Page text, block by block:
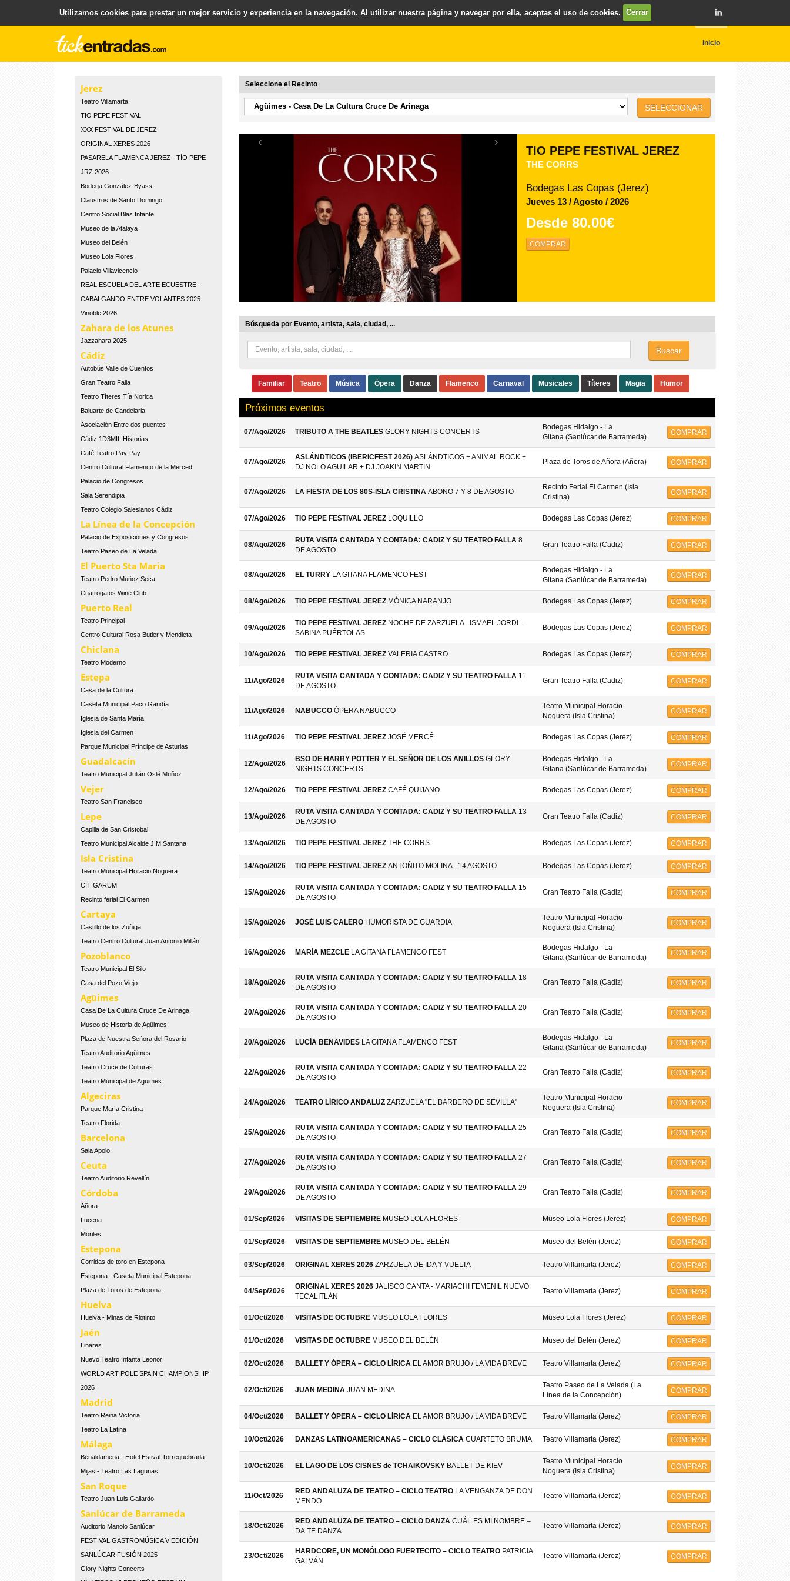
Plataforma para la Venta y Gestion de Entradas .
Inicio
Jerez
Teatro Villamarta
TIO PEPE FESTIVAL
XXX FESTIVAL DE JEREZ
ORIGINAL XERES 2026
PASARELA FLAMENCA JEREZ - TÍO PEPE
JRZ 2026
Bodega González-Byass
Claustros de Santo Domingo
Centro Social Blas Infante
Museo de la Atalaya
Museo del Belén
Museo Lola Flores
Palacio Villavicencio
REAL ESCUELA DEL ARTE ECUESTRE –
CABALGANDO ENTRE VOLANTES 2025
Vinoble 2026
Zahara de los Atunes
Jazzahara 2025
Cádiz
Autobús Valle de Cuentos
Gran Teatro Falla
Teatro Títeres Tía Norica
Baluarte de Candelaria
Asociación Entre dos puentes
Cádiz 1D3MIL Historias
Café Teatro Pay-Pay
Centro Cultural Flamenco de la Merced
Palacio de Congresos
Sala Serendipia
Teatro Colegio Salesianos Cádiz
La Línea de la Concepción
Palacio de Exposiciones y Congresos
Teatro Paseo de La Velada
El Puerto Sta Maria
Teatro Pedro Muñoz Seca
Cuatrogatos Wine Club
Puerto Real
Teatro Principal
Centro Cultural Rosa Butler y Mendieta
Chiclana
Teatro Moderno
Estepa
Casa de la Cultura
Caseta Municipal Paco Gandía
Iglesia de Santa María
Iglesia del Carmen
Parque Municipal Príncipe de Asturias
Guadalcacín
Teatro Municipal Julián Oslé Muñoz
Vejer
Teatro San Francisco
Lepe
Capilla de San Cristobal
Teatro Municipal Alcalde J.M.Santana
Isla Cristina
Teatro Municipal Horacio Noguera
CIT GARUM
Recinto ferial El Carmen
Cartaya
Castillo de los Zuñiga
Teatro Centro Cultural Juan Antonio Millán
Pozoblanco
Teatro Municipal El Silo
Casa del Pozo Viejo
Agüimes
Casa De La Cultura Cruce De Arinaga
Museo de Historia de Agüimes
Plaza de Nuestra Señora del Rosario
Teatro Auditorio Agüimes
Teatro Cruce de Culturas
Teatro Municipal de Agüimes
Algeciras
Parque María Cristina
Teatro Florida
Barcelona
Sala Apolo
Ceuta
Teatro Auditorio Revellín
Córdoba
Añora
Lucena
Moriles
Estepona
Corridas de toro en Estepona
Estepona - Caseta Municipal Estepona
Plaza de Toros de Estepona
Huelva
Huelva - Minas de Riotinto
Jaén
Linares
Nuevo Teatro Infanta Leonor
WORLD ART POLE SPAIN CHAMPIONSHIP
2026
Madrid
Teatro Reina Victoria
Teatro La Latina
Málaga
Benaldamena - Hotel Estival Torrequebrada
Mijas - Teatro Las Lagunas
San Roque
Teatro Juan Luis Galiardo
Sanlúcar de Barrameda
Auditorio Manolo Sanlúcar
FESTIVAL GASTROMÚSICA V EDICIÓN
SANLÚCAR FUSIÓN 2025
Glory Nights Concerts
Seleccione el Recinto
SELECCIONAR
‹ ›
TIO PEPE FESTIVAL JEREZ
ANTOÑITO MOLINA - 14 AGOSTO
Bodegas Las Copas (Jerez)
Viernes 14 / Agosto / 2026
Desde 58.00€
COMPRAR
Búsqueda por Evento, artista, sala, ciudad, ...
Buscar
Familiar Teatro Música Ópera Danza Flamenco Carnaval Musicales Títeres Magia Humor
Próximos eventos
07/Ago/2026 TRIBUTO A THE BEATLES GLORY NIGHTS CONCERTS
Bodegas Hidalgo - La
Gitana (Sanlúcar de Barrameda)
COMPRAR
07/Ago/2026
ASLÁNDTICOS (IBERICFEST 2026) ASLÁNDTICOS + ANIMAL ROCK +
DJ NOLO AGUILAR + DJ JOAKIN MARTIN
Plaza de Toros de Añora (Añora) COMPRAR
07/Ago/2026 LA FIESTA DE LOS 80S-ISLA CRISTINA ABONO 7 Y 8 DE AGOSTO
Recinto Ferial El Carmen (Isla
Cristina)
COMPRAR
07/Ago/2026 TIO PEPE FESTIVAL JEREZ LOQUILLO Bodegas Las Copas (Jerez) COMPRAR
08/Ago/2026
RUTA VISITA CANTADA Y CONTADA: CADIZ Y SU TEATRO FALLA 8
DE AGOSTO
Gran Teatro Falla (Cadiz) COMPRAR
08/Ago/2026 EL TURRY LA GITANA FLAMENCO FEST
Bodegas Hidalgo - La
Gitana (Sanlúcar de Barrameda)
COMPRAR
08/Ago/2026 TIO PEPE FESTIVAL JEREZ MÓNICA NARANJO Bodegas Las Copas (Jerez) COMPRAR
09/Ago/2026
TIO PEPE FESTIVAL JEREZ NOCHE DE ZARZUELA - ISMAEL JORDI -
SABINA PUÉRTOLAS
Bodegas Las Copas (Jerez) COMPRAR
10/Ago/2026 TIO PEPE FESTIVAL JEREZ VALERIA CASTRO Bodegas Las Copas (Jerez) COMPRAR
11/Ago/2026
RUTA VISITA CANTADA Y CONTADA: CADIZ Y SU TEATRO FALLA 11
DE AGOSTO
Gran Teatro Falla (Cadiz) COMPRAR
11/Ago/2026 NABUCCO ÓPERA NABUCCO
Teatro Municipal Horacio
Noguera (Isla Cristina)
COMPRAR
11/Ago/2026 TIO PEPE FESTIVAL JEREZ JOSÉ MERCÉ Bodegas Las Copas (Jerez) COMPRAR
12/Ago/2026
BSO DE HARRY POTTER Y EL SEÑOR DE LOS ANILLOS GLORY
NIGHTS CONCERTS
Bodegas Hidalgo - La
Gitana (Sanlúcar de Barrameda)
COMPRAR
12/Ago/2026 TIO PEPE FESTIVAL JEREZ CAFÉ QUIJANO Bodegas Las Copas (Jerez) COMPRAR
13/Ago/2026
RUTA VISITA CANTADA Y CONTADA: CADIZ Y SU TEATRO FALLA 13
DE AGOSTO
Gran Teatro Falla (Cadiz) COMPRAR
13/Ago/2026 TIO PEPE FESTIVAL JEREZ THE CORRS Bodegas Las Copas (Jerez) COMPRAR
14/Ago/2026 TIO PEPE FESTIVAL JEREZ ANTOÑITO MOLINA - 14 AGOSTO Bodegas Las Copas (Jerez) COMPRAR
15/Ago/2026
RUTA VISITA CANTADA Y CONTADA: CADIZ Y SU TEATRO FALLA 15
DE AGOSTO
Gran Teatro Falla (Cadiz) COMPRAR
15/Ago/2026 JOSÉ LUIS CALERO HUMORISTA DE GUARDIA
Teatro Municipal Horacio
Noguera (Isla Cristina)
COMPRAR
16/Ago/2026 MARÍA MEZCLE LA GITANA FLAMENCO FEST
Bodegas Hidalgo - La
Gitana (Sanlúcar de Barrameda)
COMPRAR
18/Ago/2026
RUTA VISITA CANTADA Y CONTADA: CADIZ Y SU TEATRO FALLA 18
DE AGOSTO
Gran Teatro Falla (Cadiz) COMPRAR
20/Ago/2026
RUTA VISITA CANTADA Y CONTADA: CADIZ Y SU TEATRO FALLA 20
DE AGOSTO
Gran Teatro Falla (Cadiz) COMPRAR
20/Ago/2026 LUCÍA BENAVIDES LA GITANA FLAMENCO FEST
Bodegas Hidalgo - La
Gitana (Sanlúcar de Barrameda)
COMPRAR
22/Ago/2026
RUTA VISITA CANTADA Y CONTADA: CADIZ Y SU TEATRO FALLA 22
DE AGOSTO
Gran Teatro Falla (Cadiz) COMPRAR
24/Ago/2026 TEATRO LÍRICO ANDALUZ ZARZUELA "EL BARBERO DE SEVILLA"
Teatro Municipal Horacio
Noguera (Isla Cristina)
COMPRAR
25/Ago/2026
RUTA VISITA CANTADA Y CONTADA: CADIZ Y SU TEATRO FALLA 25
DE AGOSTO
Gran Teatro Falla (Cadiz) COMPRAR
27/Ago/2026
RUTA VISITA CANTADA Y CONTADA: CADIZ Y SU TEATRO FALLA 27
DE AGOSTO
Gran Teatro Falla (Cadiz) COMPRAR
29/Ago/2026
RUTA VISITA CANTADA Y CONTADA: CADIZ Y SU TEATRO FALLA 29
DE AGOSTO
Gran Teatro Falla (Cadiz) COMPRAR
01/Sep/2026 VISITAS DE SEPTIEMBRE MUSEO LOLA FLORES Museo Lola Flores (Jerez) COMPRAR
01/Sep/2026 VISITAS DE SEPTIEMBRE MUSEO DEL BELÉN Museo del Belén (Jerez) COMPRAR
03/Sep/2026 ORIGINAL XERES 2026 ZARZUELA DE IDA Y VUELTA Teatro Villamarta (Jerez) COMPRAR
04/Sep/2026
ORIGINAL XERES 2026 JALISCO CANTA - MARIACHI FEMENIL NUEVO
TECALITLÁN
Teatro Villamarta (Jerez) COMPRAR
01/Oct/2026 VISITAS DE OCTUBRE MUSEO LOLA FLORES Museo Lola Flores (Jerez) COMPRAR
01/Oct/2026 VISITAS DE OCTUBRE MUSEO DEL BELÉN Museo del Belén (Jerez) COMPRAR
02/Oct/2026 BALLET Y ÓPERA – CICLO LÍRICA EL AMOR BRUJO / LA VIDA BREVE Teatro Villamarta (Jerez) COMPRAR
02/Oct/2026 JUAN MEDINA JUAN MEDINA
Teatro Paseo de La Velada (La
Línea de la Concepción)
COMPRAR
04/Oct/2026 BALLET Y ÓPERA – CICLO LÍRICA EL AMOR BRUJO / LA VIDA BREVE Teatro Villamarta (Jerez) COMPRAR
10/Oct/2026 DANZAS LATINOAMERICANAS – CICLO CLÁSICA CUARTETO BRUMA Teatro Villamarta (Jerez) COMPRAR
10/Oct/2026 EL LAGO DE LOS CISNES de TCHAIKOVSKY BALLET DE KIEV
Teatro Municipal Horacio
Noguera (Isla Cristina)
COMPRAR
11/Oct/2026
RED ANDALUZA DE TEATRO – CICLO TEATRO LA VENGANZA DE DON
MENDO
Teatro Villamarta (Jerez) COMPRAR
18/Oct/2026
RED ANDALUZA DE TEATRO – CICLO DANZA CUÁL ES MI NOMBRE –
DA.TE DANZA
Teatro Villamarta (Jerez) COMPRAR
23/Oct/2026
HARDCORE, UN MONÓLOGO FUERTECITO – CICLO TEATRO PATRICIA
GALVÁN
Teatro Villamarta (Jerez) COMPRAR
Utilizamos cookies para prestar un mejor servicio y experiencia en la navegación. Al utilizar nuestra página y navegar por ella, aceptas el uso de cookies. Cerrar